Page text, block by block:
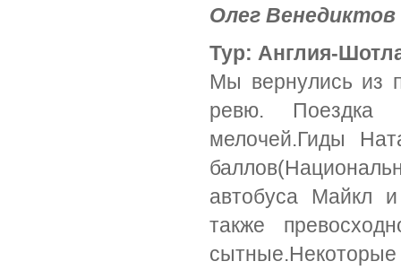
Олег Венедиктов
Тур: Англия-
Мы вернулись из
ревю. Поездка
мелочей.Гиды
автобуса Майкл
также